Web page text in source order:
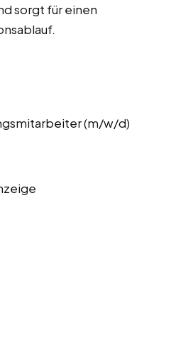
sorgt für einen
(m/w/d)